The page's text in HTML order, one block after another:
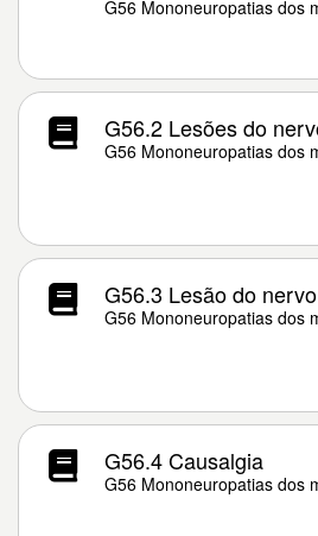
G56 Mononeuropatias dos
G56.2 Lesões do
G56 Mononeuropatias dos
G56.3 Lesão do
G56 Mononeuropatias dos
G56.4 Causalgia
G56 Mononeuropatias dos